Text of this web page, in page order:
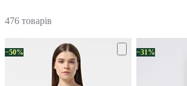
476 товарів
−50% −31%